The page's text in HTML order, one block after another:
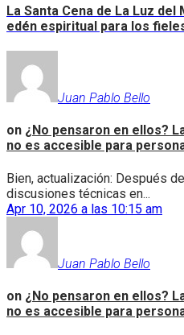
La Santa Cena de La Luz
edén espiritual para los
Juan Pablo Bello
on ¿No pensaron en ellos?
no es accesible para
Bien, actualización: Después
discusiones técnicas en...
Apr 10, 2026 a las 10:15 am
Juan Pablo Bello
on ¿No pensaron en ellos?
no es accesible para